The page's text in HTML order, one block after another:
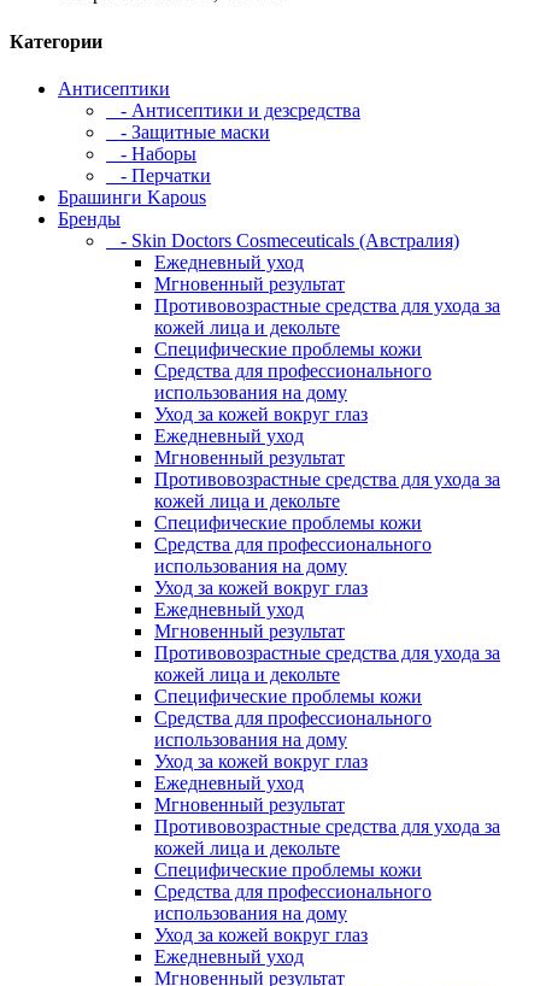
Категории
Антисептики
- Антисептики и дезсредства
- Защитные маски
- Наборы
- Перчатки
Брашинги Kapous
Бренды
- Skin Doctors Cosmeceuticals (Австралия)
Ежедневный уход
Мгновенный результат
Противовозрастные средства для ухода за
кожей лица и декольте
Специфические проблемы кожи
Средства для профессионального
использования на дому
Уход за кожей вокруг глаз
Ежедневный уход
Мгновенный результат
Противовозрастные средства для ухода за
кожей лица и декольте
Специфические проблемы кожи
Средства для профессионального
использования на дому
Уход за кожей вокруг глаз
Ежедневный уход
Мгновенный результат
Противовозрастные средства для ухода за
кожей лица и декольте
Специфические проблемы кожи
Средства для профессионального
использования на дому
Уход за кожей вокруг глаз
Ежедневный уход
Мгновенный результат
Противовозрастные средства для ухода за
кожей лица и декольте
Специфические проблемы кожи
Средства для профессионального
использования на дому
Уход за кожей вокруг глаз
Ежедневный уход
Мгновенный результат